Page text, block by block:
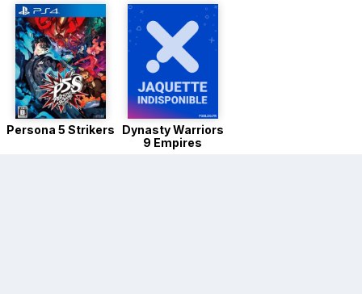
Persona 5 Strikers
Dynasty Warriors
9 Empires